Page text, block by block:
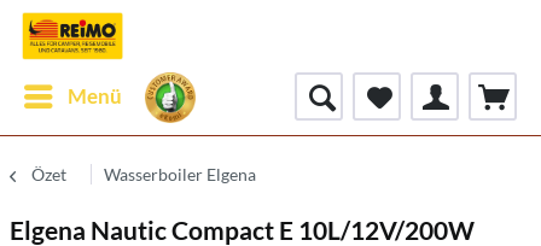
Menü
Özet Wasserboiler Elgena
Elgena Nautic Compact E 10L/12V/200W